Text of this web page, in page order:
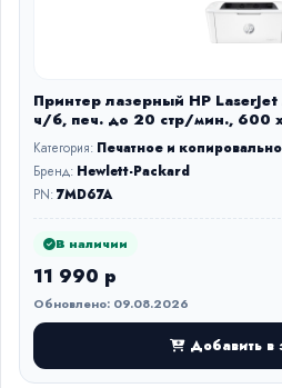
Принтер лазерный HP
ч/б, печ. до 20 стр/мин., 600
Категория: Печатное и
Бренд: Hewlett-Packard
PN:7MD67A
В наличии
11 990 р
Обновлено: 09.08.2026
Добавить в